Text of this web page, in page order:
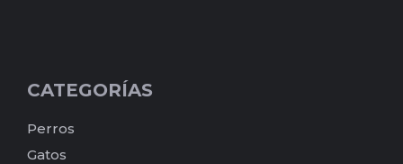
CATEGORÍAS
Perros
Gatos